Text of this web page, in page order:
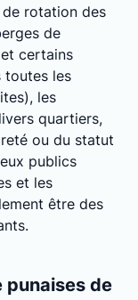
rotation des
de
certains
toutes les
les
quartiers,
ou du statut
publics
et les
être des
punaises de